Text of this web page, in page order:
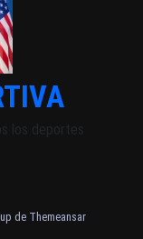
los deportes
de Themeansar